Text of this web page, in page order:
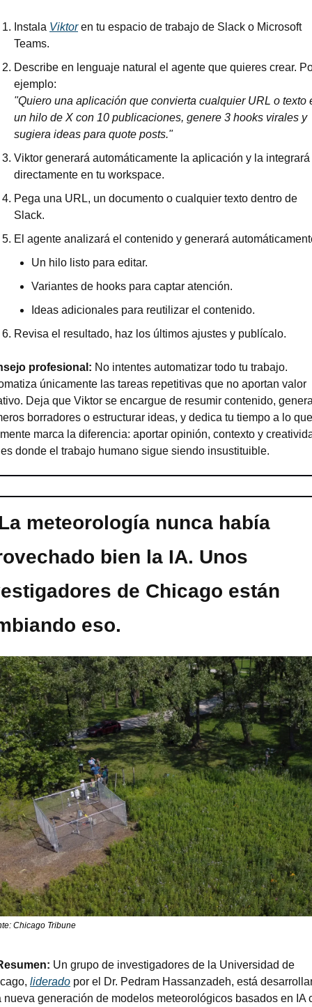
Instala Viktor en tu espacio de trabajo de Slack o Microsoft
Teams.
Describe en lenguaje natural el agente que quieres crear.
ejemplo:
"Quiero una aplicación que convierta cualquier URL o texto
un hilo de X con 10 publicaciones, genere 3 hooks virales y
sugiera ideas para quote posts."
Viktor generará automáticamente la aplicación y la integrará
directamente en tu workspace.
Pega una URL, un documento o cualquier texto dentro de
Slack.
El agente analizará el contenido y generará
Un hilo listo para editar.
Variantes de hooks para captar atención.
Ideas adicionales para reutilizar el contenido.
Revisa el resultado, haz los últimos ajustes y publícalo.
profesional: No intentes automatizar todo tu trabajo.
únicamente las tareas repetitivas que no aportan valor
Deja que Viktor se encargue de resumir contenido,
borradores o estructurar ideas, y dedica tu tiempo a lo que
marca la diferencia: aportar opinión, contexto y
donde el trabajo humano sigue siendo insustituible.
meteorología nunca había
bien la IA. Unos
de Chicago están
eso.
Chicago Tribune
Un grupo de investigadores de la Universidad de
liderado por el Dr. Pedram Hassanzadeh, está
nueva generación de modelos meteorológicos basados en IA